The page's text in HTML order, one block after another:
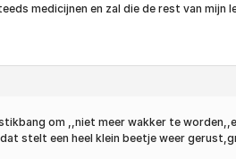
medicijnen en zal die de rest van
om ,,niet meer wakker te
stelt een heel klein beetje weer